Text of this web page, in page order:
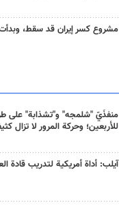
مشروع كسر إيران قد سقط،
منفذَيّ "شلمجه" و"تشذابة" على
للأربعين؛ وحركة المرور لا تزال
آيلب: أداة أمريكية لتدريب قادة